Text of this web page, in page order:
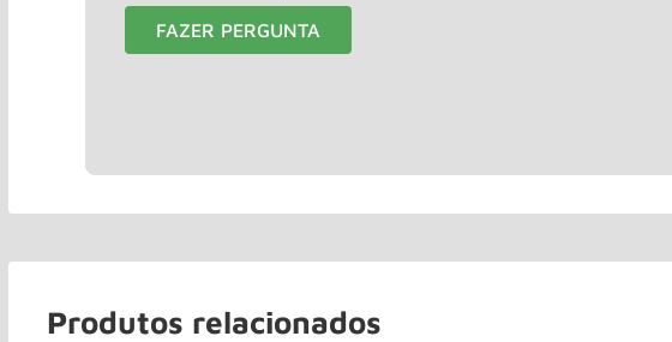
FAZER PERGUNTA
Produtos relacionados